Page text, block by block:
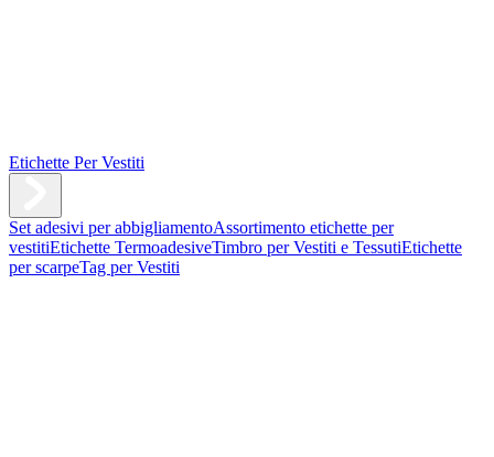
Etichette Per Vestiti
Set adesivi per abbigliamentoAssortimento etichette per
vestitiEtichette TermoadesiveTimbro per Vestiti e TessutiEtichette
per scarpeTag per Vestiti